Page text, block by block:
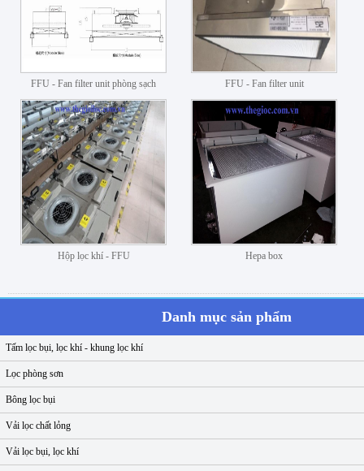
FFU - Fan filter unit phòng sạch FFU - Fan filter unit
Hộp lọc khí - FFU Hepa box
Danh mục sản phẩm
Tấm lọc bụi, lọc khí - khung lọc khí
Lọc phòng sơn
Bông lọc bụi
Vải lọc chất lỏng
Vải lọc bụi, lọc khí